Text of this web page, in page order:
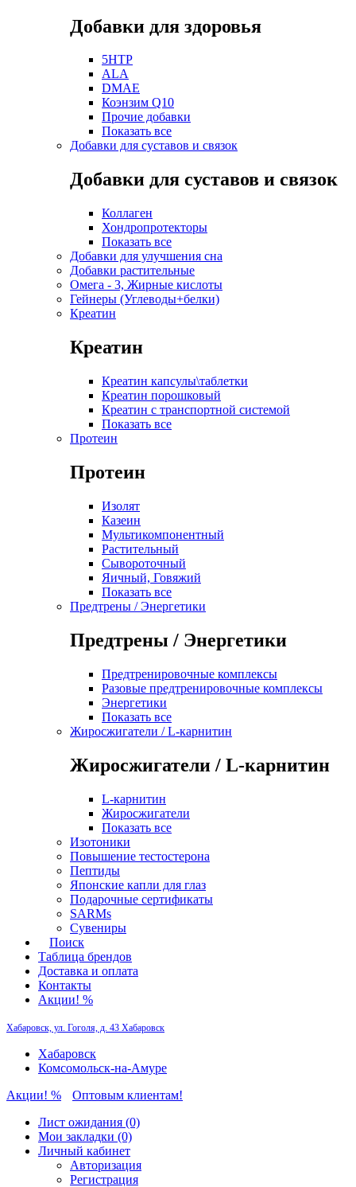
Добавки для здоровья
5HTP
ALA
DMAE
Коэнзим Q10
Прочие добавки
Показать все
Добавки для суставов и связок
Добавки для суставов и связок
Коллаген
Хондропротекторы
Показать все
Добавки для улучшения сна
Добавки растительные
Омега - 3, Жирные кислоты
Гейнеры (Углеводы+белки)
Креатин
Креатин
Креатин капсулы\таблетки
Креатин порошковый
Креатин с транспортной системой
Показать все
Протеин
Протеин
Изолят
Казеин
Мультикомпонентный
Растительный
Сывороточный
Яичный, Говяжий
Показать все
Предтрены / Энергетики
Предтрены / Энергетики
Предтренировочные комплексы
Разовые предтренировочные комплексы
Энергетики
Показать все
Жиросжигатели / L-карнитин
Жиросжигатели / L-карнитин
L-карнитин
Жиросжигатели
Показать все
Изотоники
Повышение тестостерона
Пептиды
Японские капли для глаз
Подарочные сертификаты
SARMs
Сувениры
Поиск
Таблица брендов
Доставка и оплата
Контакты
Акции! %
Хабаровск, ул. Гоголя, д. 43 Хабаровск
Хабаровск
Комсомольск-на-Амуре
Акции! %
Оптовым клиентам!
Лист ожидания (0)
Мои закладки (0)
Личный кабинет
Авторизация
Регистрация